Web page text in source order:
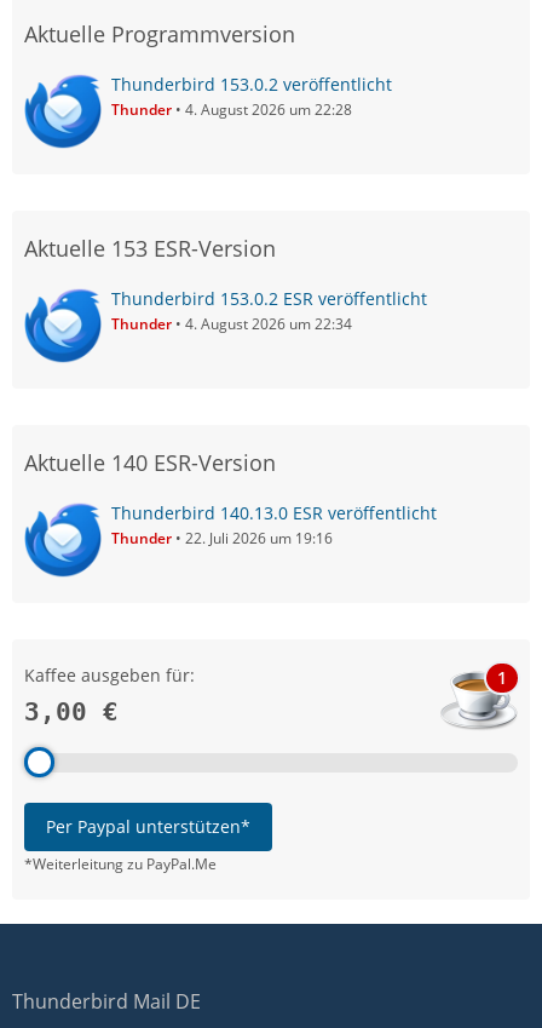
Aktuelle Programmversion
Thunderbird 153.0.2 veröffentlicht
Thunder 4. August 2026 um 22:28
Aktuelle 153 ESR-Version
Thunderbird 153.0.2 ESR veröffentlicht
Thunder 4. August 2026 um 22:34
Aktuelle 140 ESR-Version
Thunderbird 140.13.0 ESR veröffentlicht
Thunder 22. Juli 2026 um 19:16
Kaffee ausgeben für:
3,00 €
1
Per Paypal unterstützen*
*Weiterleitung zu PayPal.Me
Thunderbird Mail DE